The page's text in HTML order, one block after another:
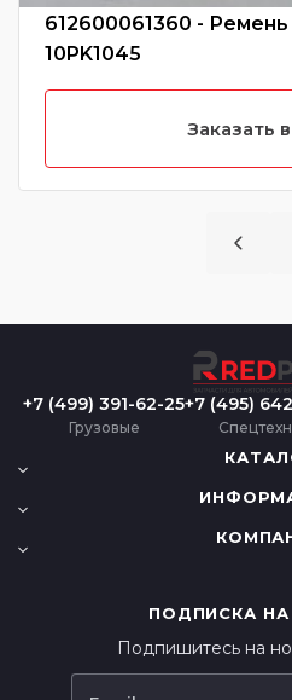
612600061360 -
10PK1045
Заказать
+7 (499) 391-62-25
Грузовые
+7 (495)
ПОДПИСКА
Подпишитесь на